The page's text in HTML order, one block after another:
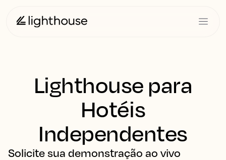
Lighthouse para
Hotéis
Independentes
Solicite sua demonstração ao vivo